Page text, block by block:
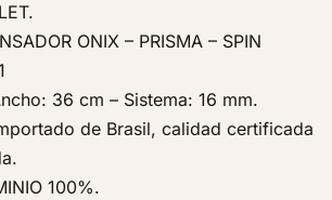
ONIX – PRISMA – SPIN
36 cm – Sistema: 16 mm.
de Brasil, calidad certificada
100%.